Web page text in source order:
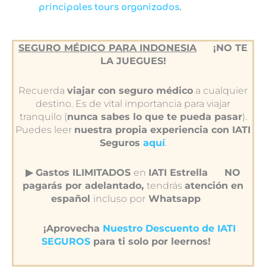
principales tours organizados.
SEGURO MÉDICO PARA INDONESIA
¡NO TE
LA JUEGUES!
Recuerda viajar con seguro médico a cualquier
destino. Es de vital importancia para viajar
tranquilo (nunca sabes lo que te pueda pasar).
Puedes leer nuestra propia experiencia con IATI
Seguros aquí.
▶︎ Gastos ILIMITADOS en IATI Estrella
NO
pagarás por adelantado, tendrás atención en
español incluso por Whatsapp
¡Aprovecha Nuestro Descuento de IATI
SEGUROSpara ti solo por leernos!